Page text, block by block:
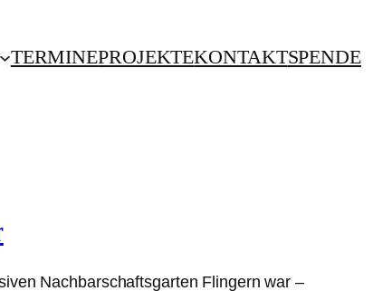
TERMINEPROJEKTEKONTAKTSPENDE
Nachbarschaftsgarten Flingern war –